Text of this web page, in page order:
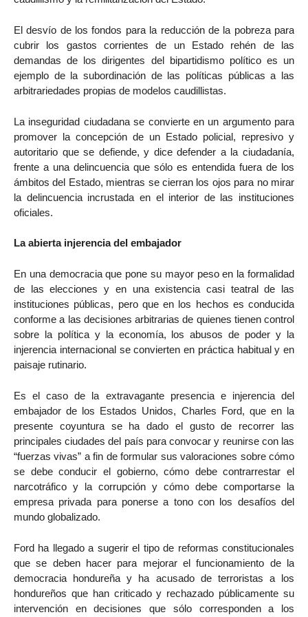
El desvío de los fondos para la reducción de la pobreza para
cubrir los gastos corrientes de un Estado rehén de las
demandas de los dirigentes del bipartidismo político es un
ejemplo de la subordinación de las políticas públicas a las
arbitrariedades propias de modelos caudillistas.
La inseguridad ciudadana se convierte en un argumento para
promover la concepción de un Estado policial, represivo y
autoritario que se defiende, y dice defender a la ciudadanía,
frente a una delincuencia que sólo es entendida fuera de los
ámbitos del Estado, mientras se cierran los ojos para no mirar
la delincuencia incrustada en el interior de las instituciones
oficiales.
La abierta injerencia del embajador
En una democracia que pone su mayor peso en la formalidad
de las elecciones y en una existencia casi teatral de las
instituciones públicas, pero que en los hechos es conducida
conforme a las decisiones arbitrarias de quienes tienen control
sobre la política y la economía, los abusos de poder y la
injerencia internacional se convierten en práctica habitual y en
paisaje rutinario.
Es el caso de la extravagante presencia e injerencia del
embajador de los Estados Unidos, Charles Ford, que en la
presente coyuntura se ha dado el gusto de recorrer las
principales ciudades del país para convocar y reunirse con las
“fuerzas vivas” a fin de formular sus valoraciones sobre cómo
se debe conducir el gobierno, cómo debe contrarrestar el
narcotráfico y la corrupción y cómo debe comportarse la
empresa privada para ponerse a tono con los desafíos del
mundo globalizado.
Ford ha llegado a sugerir el tipo de reformas constitucionales
que se deben hacer para mejorar el funcionamiento de la
democracia hondureña y ha acusado de terroristas a los
hondureños que han criticado y rechazado públicamente su
intervención en decisiones que sólo corresponden a los